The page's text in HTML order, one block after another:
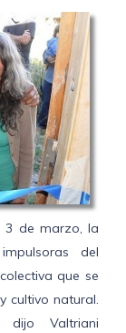
3 de marzo, la
del
que se
cultivo natural.
dijo Valtriani